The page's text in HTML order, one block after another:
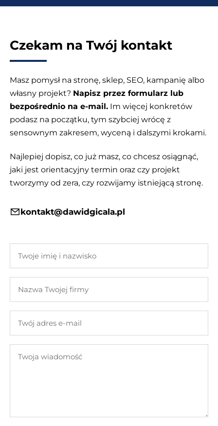
Czekam na Twój kontakt
Masz pomysł na stronę, sklep, SEO, kampanię albo
własny projekt? Napisz przez formularz lub
bezpośrednio na e-mail. Im więcej konkretów
podasz na początku, tym szybciej wrócę z
sensownym zakresem, wyceną i dalszymi krokami.
Najlepiej dopisz, co już masz, co chcesz osiągnąć,
jaki jest orientacyjny termin oraz czy projekt
tworzymy od zera, czy rozwijamy istniejącą stronę.
kontakt@dawidgicala.pl
imię
nazwisko
Twojej
adres
mail
wiadomość